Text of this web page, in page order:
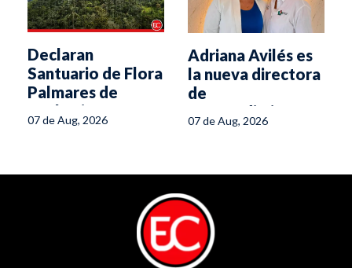
Declaran
Santuario de Flora
Palmares de
Tochecito
07 de Aug, 2026
Adriana Avilés es
la nueva directora
de
Emprendimiento
de la Secretaría
07 de Aug, 2026